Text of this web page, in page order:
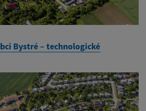
Bystré – technologické